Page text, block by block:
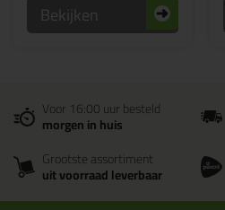
Bekijken
Voor 16:00 uur besteld
morgen in huis
Grootste assortiment
uit voorraad leverbaar